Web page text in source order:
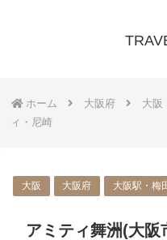
ホーム 大阪府 大阪
ィ・尼崎
大阪 大阪府 大阪駅・梅
アミティ舞洲(大阪